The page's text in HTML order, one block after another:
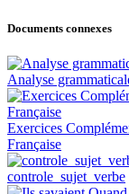
Documents connexes
Analyse
Exercices
Française
controle_sujet_verbe